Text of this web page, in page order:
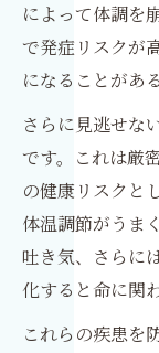
によって体調を
で発症リスクが
になることがあ
さらに見逃せな
です。これは厳
の健康リスクと
体温調節がうま
吐き気、さらに
化すると命に関
これらの疾患を